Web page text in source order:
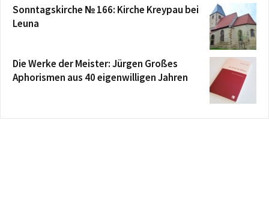
Sonntagskirche № 166: Kirche Kreypau bei
Leuna
Die Werke der Meister: Jürgen Großes
Aphorismen aus 40 eigenwilligen Jahren